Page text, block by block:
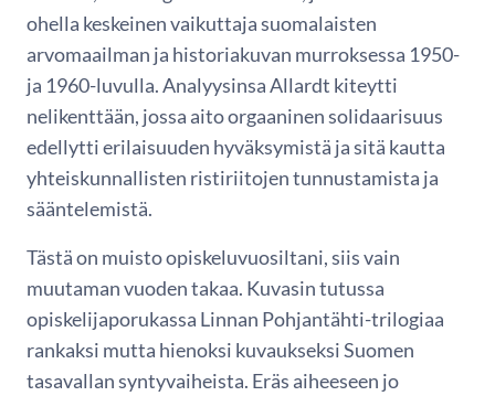
ohella keskeinen vaikuttaja suomalaisten
arvomaailman ja historiakuvan murroksessa 1950-
ja 1960-luvulla. Analyysinsa Allardt kiteytti
nelikenttään, jossa aito orgaaninen solidaarisuus
edellytti erilaisuuden hyväksymistä ja sitä kautta
yhteiskunnallisten ristiriitojen tunnustamista ja
sääntelemistä.
Tästä on muisto opiskeluvuosiltani, siis vain
muutaman vuoden takaa. Kuvasin tutussa
opiskelijaporukassa Linnan Pohjantähti-trilogiaa
rankaksi mutta hienoksi kuvaukseksi Suomen
tasavallan syntyvaiheista. Eräs aiheeseen jo